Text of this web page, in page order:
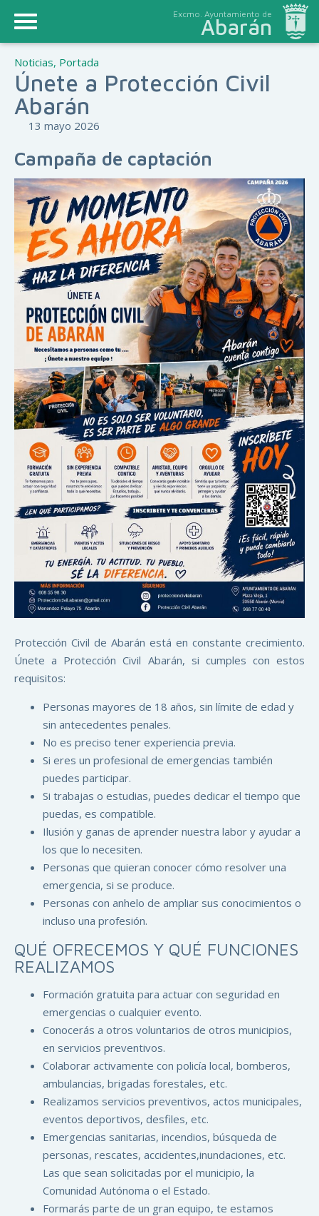
Excmo. Ayuntamiento de
Abarán
Noticias, Portada
Únete a Protección Civil
Abarán
13 mayo 2026
Campaña de captación
Protección Civil de Abarán está en constante crecimiento.
Únete a Protección Civil Abarán, si cumples con estos
requisitos:
Personas mayores de 18 años, sin límite de edad y
sin antecedentes penales.
No es preciso tener experiencia previa.
Si eres un profesional de emergencias también
puedes participar.
Si trabajas o estudias, puedes dedicar el tiempo que
puedas, es compatible.
Ilusión y ganas de aprender nuestra labor y ayudar a
los que lo necesiten.
Personas que quieran conocer cómo resolver una
emergencia, si se produce.
Personas con anhelo de ampliar sus conocimientos o
incluso una profesión.
QUÉ OFRECEMOS Y QUÉ FUNCIONES
REALIZAMOS
Formación gratuita para actuar con seguridad en
emergencias o cualquier evento.
Conocerás a otros voluntarios de otros municipios,
en servicios preventivos.
Colaborar activamente con policía local, bomberos,
ambulancias, brigadas forestales, etc.
Realizamos servicios preventivos, actos municipales,
eventos deportivos, desfiles, etc.
Emergencias sanitarias, incendios, búsqueda de
personas, rescates, accidentes,inundaciones, etc.
Las que sean solicitadas por el municipio, la
Comunidad Autónoma o el Estado.
Formarás parte de un gran equipo, te estamos